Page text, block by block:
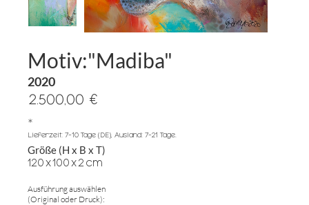
Motiv:"Madiba"
2020
2.500,00 €
*
Lieferzeit: 7-10 Tage (DE), Ausland: 7-21 Tage.
Größe (H x B x T)
120x100x2 cm
Ausführung auswählen
(Original oder Druck):